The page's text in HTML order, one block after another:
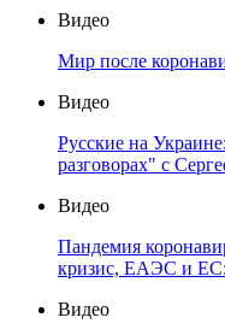
Видео
Мир после
Видео
Русские на
разговорах" с
Видео
Пандемия
кризис, ЕАЭС и ЕС:
Видео